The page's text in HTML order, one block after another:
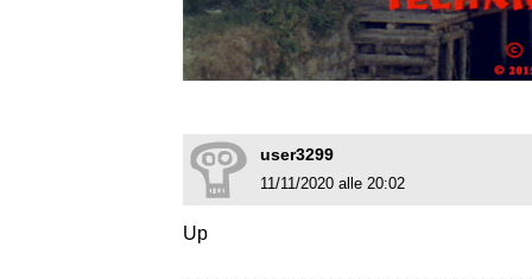
user3299
11/11/2020 alle 20:02
Up